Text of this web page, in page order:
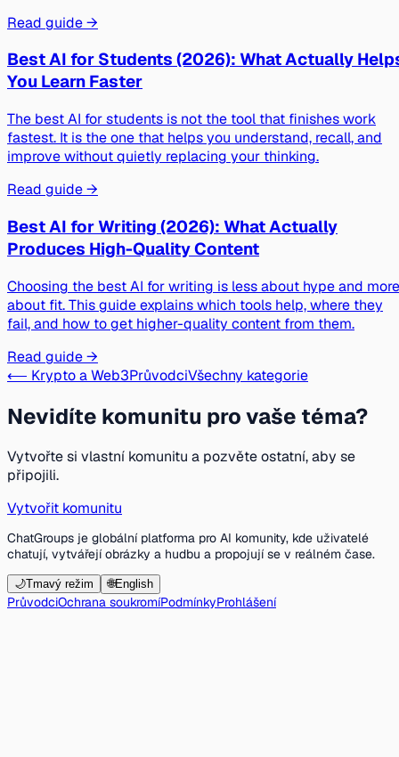
Read guide →
Best AI for Students (2026): What Actually
You Learn Faster
The best AI for students is not the tool that finishes work
fastest. It is the one that helps you understand, recall, and
improve without quietly replacing your thinking.
Read guide →
Best AI for Writing (2026): What Actually
Produces High-Quality Content
Choosing the best AI for writing is less about hype and more
about fit. This guide explains which tools help, where they
fail, and how to get higher-quality content from them.
Read guide →
⟵ Krypto a Web3PrůvodciVšechny kategorie
Nevidíte komunitu pro vaše téma?
Vytvořte si vlastní komunitu a pozvěte ostatní, aby se
připojili.
Vytvořit komunitu
ChatGroups je globální platforma pro AI komunity, kde uživatelé
chatují, vytvářejí obrázky a hudbu a propojují se v reálném čase.
🌙Tmavý režim 🌐English
PrůvodciOchrana soukromíPodmínkyProhlášení